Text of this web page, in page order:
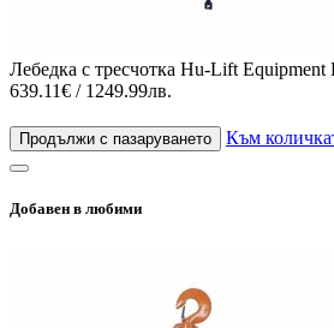
Лебедка с тресчотка Hu-Lift
639.11€ / 1249.99лв.
Продължи с пазаруването Към
Добавен в любими